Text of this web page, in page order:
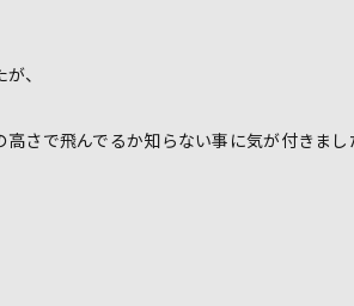
、
さで飛んでるか知らない事に気が付きまし